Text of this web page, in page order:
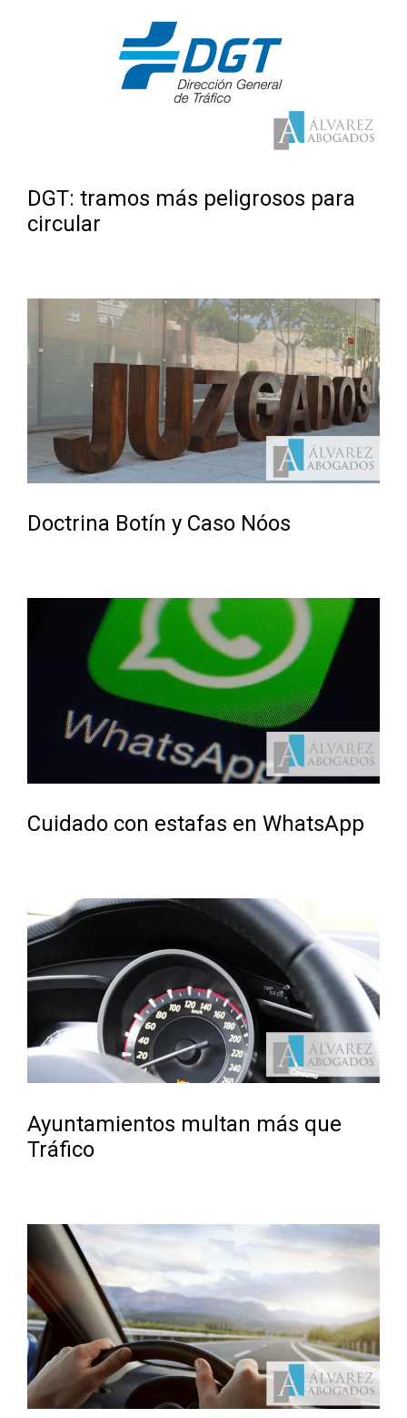
DGT: tramos más peligrosos para
circular
Doctrina Botín y Caso Nóos
Cuidado con estafas en WhatsApp
Ayuntamientos multan más que
Tráfico